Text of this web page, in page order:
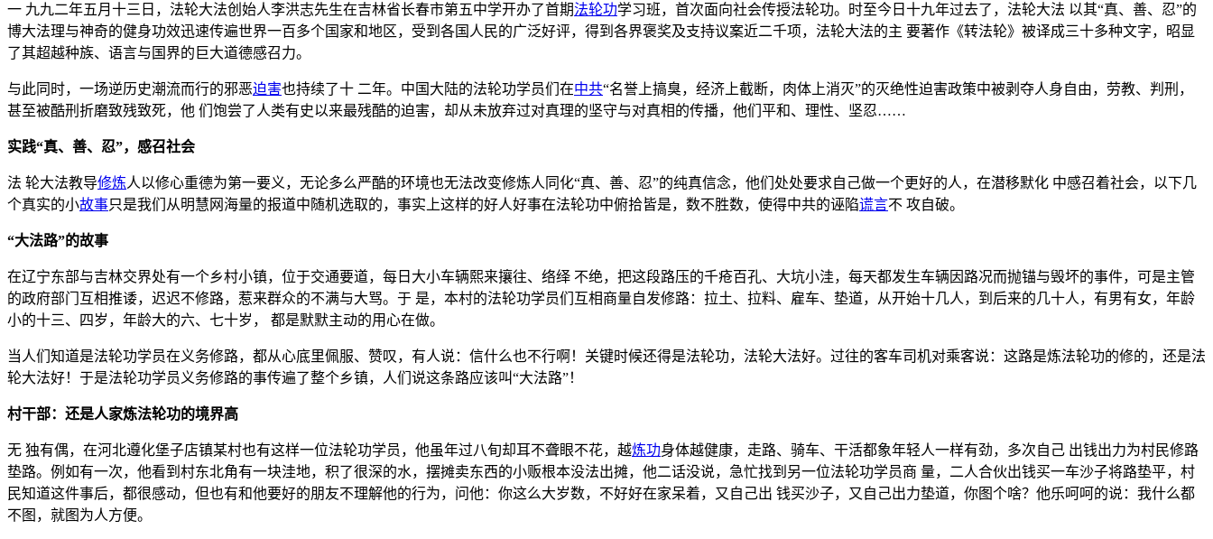
一 九九二年五月十三日，法轮大法创始人李洪志先生在吉林省长春市第五中学开办了首期法轮功学习班，首次面向社会传授法轮功。时至今日十九年过去了，法轮大法 以其“真、善、忍”的
博大法理与神奇的健身功效迅速传遍世界一百多个国家和地区，受到各国人民的广泛好评，得到各界褒奖及支持议案近二千项，法轮大法的主 要著作《转法轮》被译成三十多种文字，昭显
了其超越种族、语言与国界的巨大道德感召力。
与此同时，一场逆历史潮流而行的邪恶迫害也持续了十 二年。中国大陆的法轮功学员们在中共“名誉上搞臭，经济上截断，肉体上消灭”的灭绝性迫害政策中被剥夺人身自由，劳教、判刑，
甚至被酷刑折磨致残致死，他 们饱尝了人类有史以来最残酷的迫害，却从未放弃过对真理的坚守与对真相的传播，他们平和、理性、坚忍……
实践“真、善、忍”，感召社会
法 轮大法教导修炼人以修心重德为第一要义，无论多么严酷的环境也无法改变修炼人同化“真、善、忍”的纯真信念，他们处处要求自己做一个更好的人，在潜移默化 中感召着社会，以下几
个真实的小故事只是我们从明慧网海量的报道中随机选取的，事实上这样的好人好事在法轮功中俯拾皆是，数不胜数，使得中共的诬陷谎言不 攻自破。
“大法路”的故事
在辽宁东部与吉林交界处有一个乡村小镇，位于交通要道，每日大小车辆熙来攘往、络绎 不绝，把这段路压的千疮百孔、大坑小洼，每天都发生车辆因路况而抛锚与毁坏的事件，可是主管
的政府部门互相推诿，迟迟不修路，惹来群众的不满与大骂。于 是，本村的法轮功学员们互相商量自发修路：拉土、拉料、雇车、垫道，从开始十几人，到后来的几十人，有男有女，年龄
小的十三、四岁，年龄大的六、七十岁， 都是默默主动的用心在做。
当人们知道是法轮功学员在义务修路，都从心底里佩服、赞叹，有人说：信什么也不行啊！关键时候还得是法轮功，法轮大法好。过往的客车司机对乘客说：这路是炼法轮功的修的，还是法
轮大法好！于是法轮功学员义务修路的事传遍了整个乡镇，人们说这条路应该叫“大法路”！
村干部：还是人家炼法轮功的境界高
无 独有偶，在河北遵化堡子店镇某村也有这样一位法轮功学员，他虽年过八旬却耳不聋眼不花，越炼功身体越健康，走路、骑车、干活都象年轻人一样有劲，多次自己 出钱出力为村民修路
垫路。例如有一次，他看到村东北角有一块洼地，积了很深的水，摆摊卖东西的小贩根本没法出摊，他二话没说，急忙找到另一位法轮功学员商 量，二人合伙出钱买一车沙子将路垫平，村
民知道这件事后，都很感动，但也有和他要好的朋友不理解他的行为，问他：你这么大岁数，不好好在家呆着，又自己出 钱买沙子，又自己出力垫道，你图个啥？他乐呵呵的说：我什么都
不图，就图为人方便。